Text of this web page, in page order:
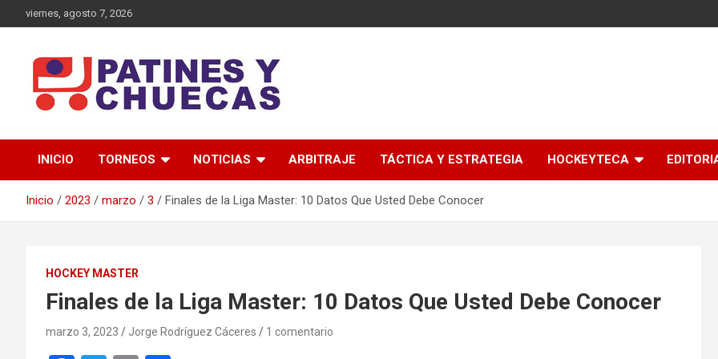
al
viernes, agosto 7, 2026
Patines y Chuecas
INICIO TORNEOS NOTICIAS ARBITRAJE TÁCTICA Y ESTRATEGIA HOCKEYTECA
Inicio 2023 marzo 3 Finales de la Liga Master: 10 Datos Que Usted Debe Conocer
HOCKEY MASTER
Finales de la Liga Master: 10 Datos Que Usted Debe Conocer
marzo 3, 2023 Jorge Rodríguez Cáceres 1 comentario